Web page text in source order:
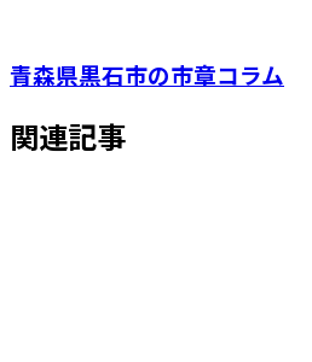
青森県黒石市の市章コラム
関連記事